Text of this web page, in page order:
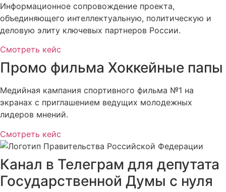
Информационное сопровождение проекта,
объединяющего интеллектуальную, политическую и
деловую элиту ключевых партнеров России.
Смотреть кейс
Промо фильма Хоккейные папы
Медийная кампания спортивного фильма №1 на
экранах с приглашением ведущих молодежных
лидеров мнений.
Смотреть кейс
Канал в Телеграм для депутата
Государственной Думы с нуля